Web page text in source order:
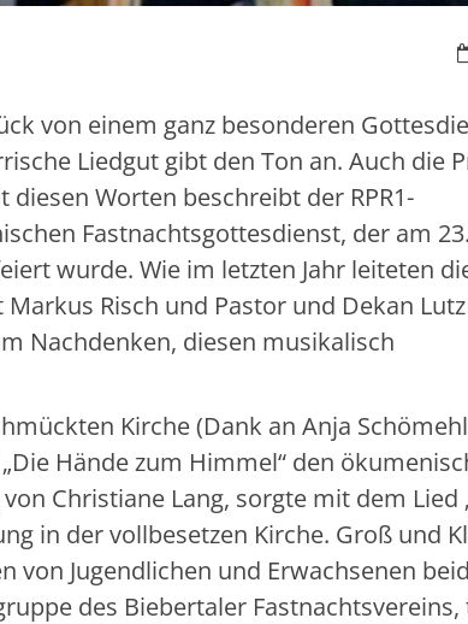
von einem ganz besonderen
Liedgut gibt den Ton an. Auch die
Worten beschreibt der RPR1-
Fastnachtsgottesdienst, der am
wurde. Wie im letzten Jahr leiteten
Risch und Pastor und Dekan
Nachdenken, diesen musikalisch
Kirche (Dank an Anja
Hände zum Himmel“ den
Christiane Lang, sorgte mit dem Lied
in der vollbesetzen Kirche. Groß und
von Jugendlichen und Erwachsenen
des Biebertaler